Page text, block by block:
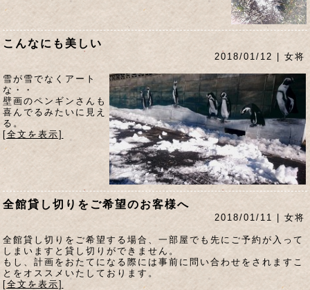
こんなにも美しい
2018/01/12 | 女将
雪が雪でなくアート
な・・
壁画のペンギンさんも
喜んでるみたいに見え
る。
[全文を表示]
全館貸し切りをご希望のお客様へ
2018/01/11 | 女将
全館貸し切りをご希望する場合、一部屋でも先にご予約が入って
しまいますと貸し切りができません。
もし、計画をおたてになる際には事前に問い合わせをされますこ
とをオススメいたしております。
[全文を表示]